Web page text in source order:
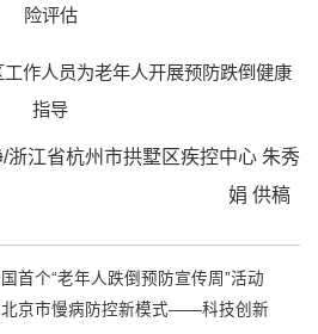
险评估
作人员为老年人开展预防跌倒健康
指导
/浙江省杭州市拱墅区疾控中心 朱秀
娟 供稿
首个“老年人跌倒预防宣传周”活动
北京市慢病防控新模式——科技创新